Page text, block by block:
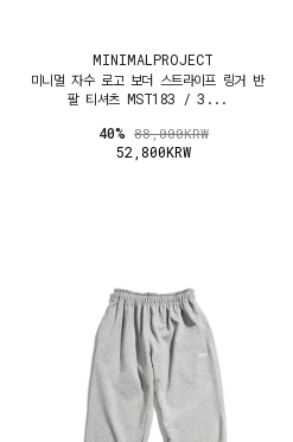
MINIMALPROJECT
미니멀 자수 로고 보더 스트라이프 링거 반
팔 티셔츠 MST183 / 3...
40% 88,000KRW
52,800KRW